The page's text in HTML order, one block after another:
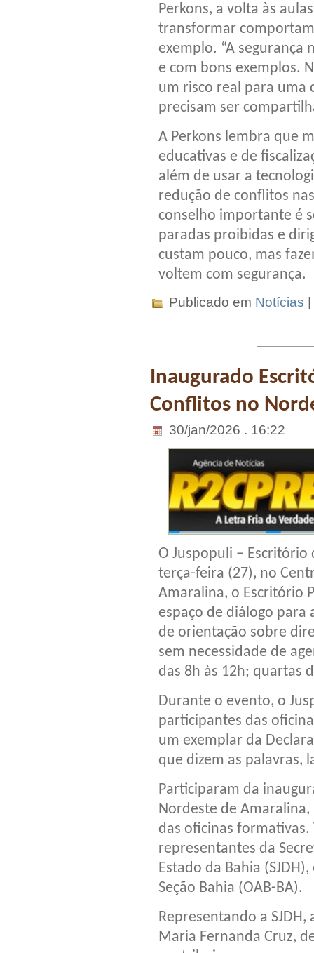
Perkons, a volta às
transformar
exemplo. “A segurança
e com bons exemplos.
um risco real para uma
precisam ser
A Perkons lembra que
educativas e de
além de usar a
redução de conflitos
conselho importante é
paradas proibidas e
custam pouco, mas
voltem com segurança.
Publicado em Notícias |
Inaugurado
Conflitos no
30/jan/2026 . 16:22
O Juspopuli –
terça-feira (27), no
Amaralina, o Escritório
espaço de diálogo para
de orientação sobre
sem necessidade de
das 8h às 12h; quartas
Durante o evento, o
participantes das
um exemplar da
que dizem as palavras,
Participaram da
Nordeste de
das oficinas
representantes da
Estado da Bahia
Seção Bahia (OAB-BA).
Representando a
Maria Fernanda Cruz,